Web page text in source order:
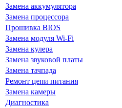
Замена аккумулятора
Замена процессора
Прошивка BIOS
Замена модуля Wi-Fi
Замена кулера
Замена звуковой платы
Замена тачпада
Ремонт цепи питания
Замена камеры
Диагностика